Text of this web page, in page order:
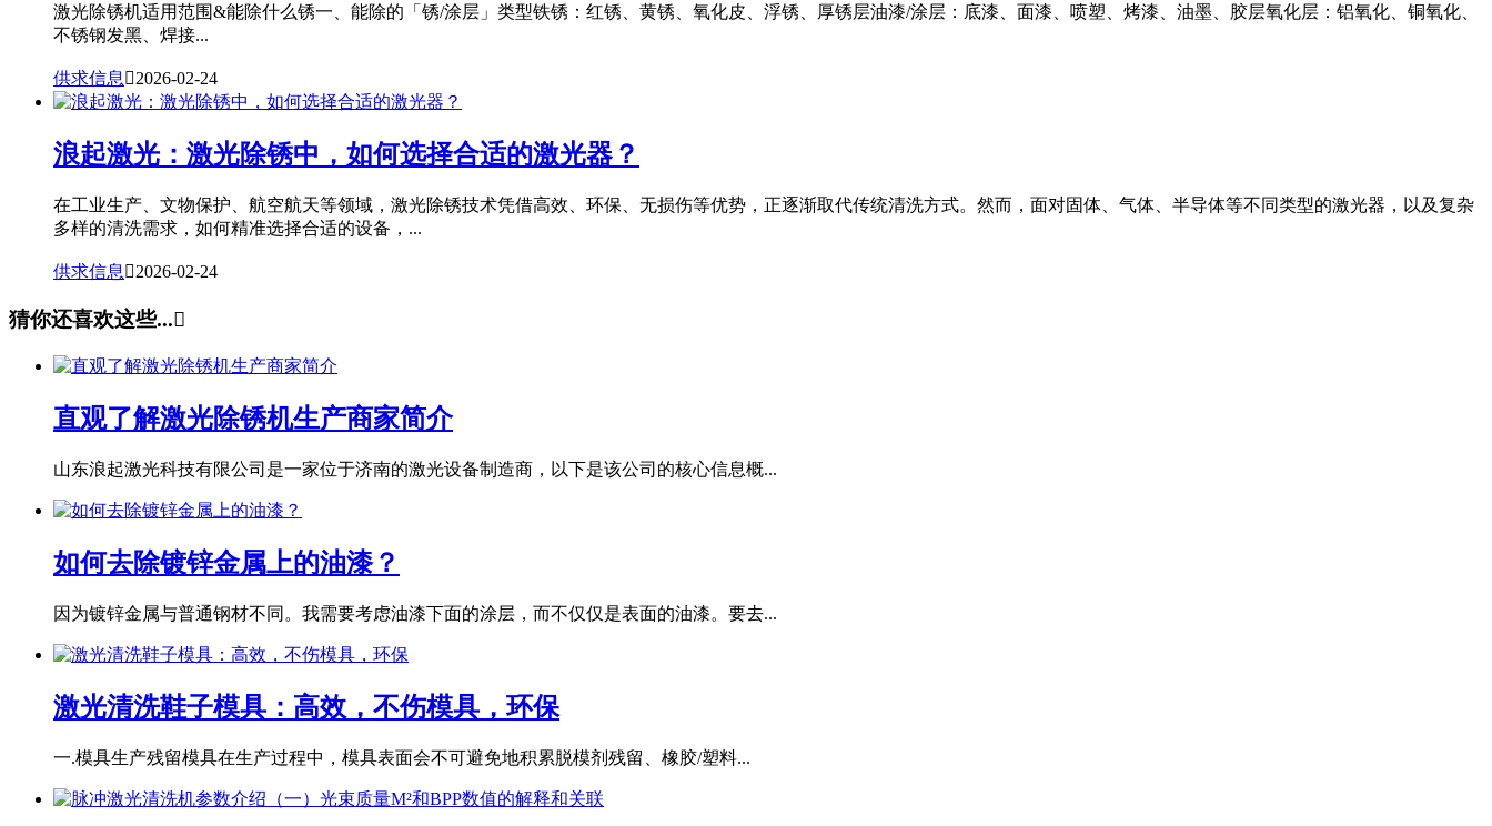
激光除锈机适用范围&能除什么锈一、能除的「锈/涂层」类型铁锈：红锈、黄锈、氧化皮、浮锈、厚锈层油漆/涂层：底漆、面漆、喷塑、烤漆、油墨、胶层氧化层：铝氧化、铜氧化、
不锈钢发黑、焊接...
供求信息 2026-02-24
浪起激光：激光除锈中，如何选择合适的激光器？
在工业生产、文物保护、航空航天等领域，激光除锈技术凭借高效、环保、无损伤等优势，正逐渐取代传统清洗方式。然而，面对固体、气体、半导体等不同类型的激光器，以及复杂
多样的清洗需求，如何精准选择合适的设备，...
供求信息 2026-02-24
猜你还喜欢这些...
直观了解激光除锈机生产商家简介
山东浪起激光科技有限公司是一家位于济南的激光设备制造商，以下是该公司的核心信息概...
如何去除镀锌金属上的油漆？
因为镀锌金属与普通钢材不同。我需要考虑油漆下面的涂层，而不仅仅是表面的油漆。要去...
激光清洗鞋子模具：高效，不伤模具，环保
一.模具生产残留模具在生产过程中，模具表面会不可避免地积累脱模剂残留、橡胶/塑料...